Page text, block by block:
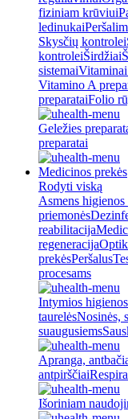
fiziniam krūviui
ledinukai
Skysčių kontrolei
kontroleiŠirdžiai
sistemai
Vitamino A
preparataiFolio
Geležies
preparatai
Medicinos prekės
Rodyti viską
Asmens higienos
priemonės
reabilitacija
regeneracija
prekėsPeršalus
procesams
Intymios
taurelėsNosinės,
suaugusiems
Apranga,
antpirščiai
Išoriniam